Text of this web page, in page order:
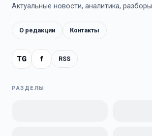
Актуальные новости, аналитика,
О редакции Контакты
TG f RSS
РАЗДЕЛЫ